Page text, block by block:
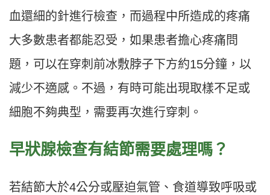
血還細的針進行檢查，而過程中所造成的疼痛
大多數患者都能忍受，如果患者擔心疼痛問
題，可以在穿刺前冰敷脖子下方約15分鐘，以
減少不適感。不過，有時可能出現取樣不足或
細胞不夠典型，需要再次進行穿刺。
早狀腺檢查有結節需要處理嗎？
若結節大於4公分或壓迫氣管、食道導致呼吸或